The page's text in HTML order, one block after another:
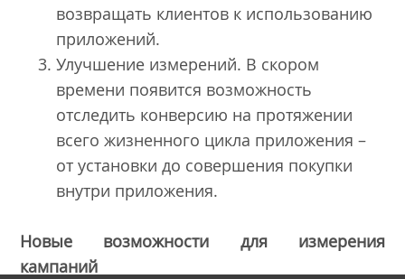
возвращать клиентов к использованию
приложений.
Улучшение измерений. В скором
времени появится возможность
отследить конверсию на протяжении
всего жизненного цикла приложения –
от установки до совершения покупки
внутри приложения.
Новые возможности для измерения
кампаний